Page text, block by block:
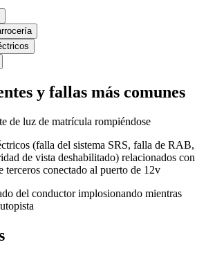
y fallas más comunes
de luz de matrícula rompiéndose
(falla del sistema SRS, falla de RAB,
de vista deshabilitado) relacionados con
terceros conectado al puerto de 12v
del conductor implosionando mientras